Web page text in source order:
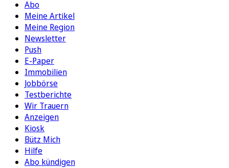
Abo
Meine Artikel
Meine Region
Newsletter
Push
E-Paper
Immobilien
Jobbörse
Testberichte
Wir Trauern
Anzeigen
Kiosk
Bütz Mich
Hilfe
Abo kündigen